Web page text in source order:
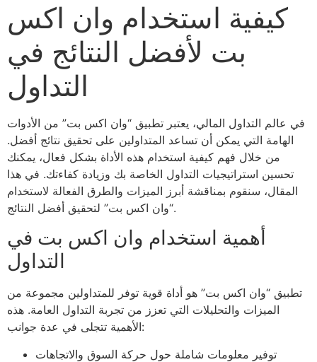
كيفية استخدام وان اكس
بت لأفضل النتائج في
التداول
في عالم التداول المالي، يعتبر تطبيق “وان اكس بت” من الأدوات
الهامة التي يمكن أن تساعد المتداولين على تحقيق نتائج أفضل.
من خلال فهم كيفية استخدام هذه الأداة بشكل فعال، يمكنك
تحسين استراتيجيات التداول الخاصة بك وزيادة كفاءتك. في هذا
المقال، سنقوم بمناقشة أبرز الميزات والطرق الفعالة لاستخدام
“وان اكس بت” لتحقيق أفضل النتائج.
أهمية استخدام وان اكس بت في
التداول
تطبيق “وان اكس بت” هو أداة قوية توفر للمتداولين مجموعة من
الميزات والتحليلات التي تعزز من تجربة التداول العامة. هذه
الأهمية تتجلى في عدة جوانب:
توفير معلومات شاملة حول حركة السوق والاتجاهات